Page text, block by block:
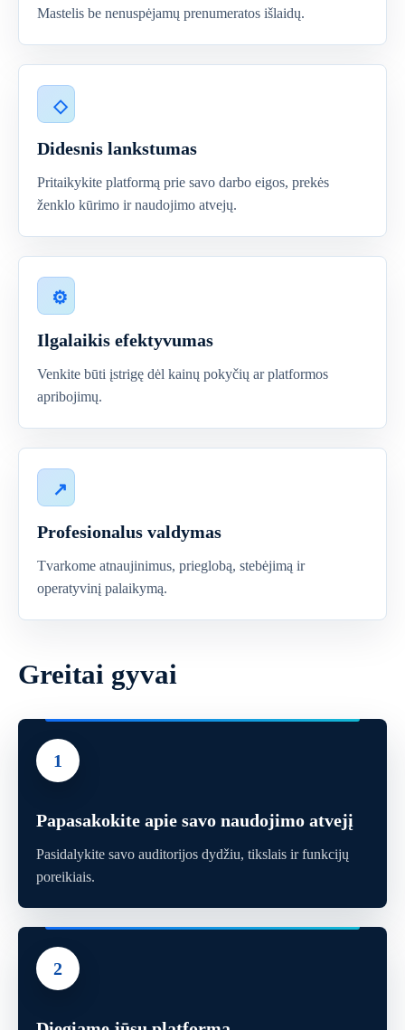
Mastelis be nenuspėjamų prenumeratos išlaidų.
Didesnis lankstumas
Pritaikykite platformą prie savo darbo eigos, prekės
ženklo kūrimo ir naudojimo atvejų.
Ilgalaikis efektyvumas
Venkite būti įstrigę dėl kainų pokyčių ar platformos
apribojimų.
Profesionalus valdymas
Tvarkome atnaujinimus, prieglobą, stebėjimą ir
operatyvinį palaikymą.
Greitai gyvai
1
Papasakokite apie savo naudojimo atvejį
Pasidalykite savo auditorijos dydžiu, tikslais ir funkcijų
poreikiais.
2